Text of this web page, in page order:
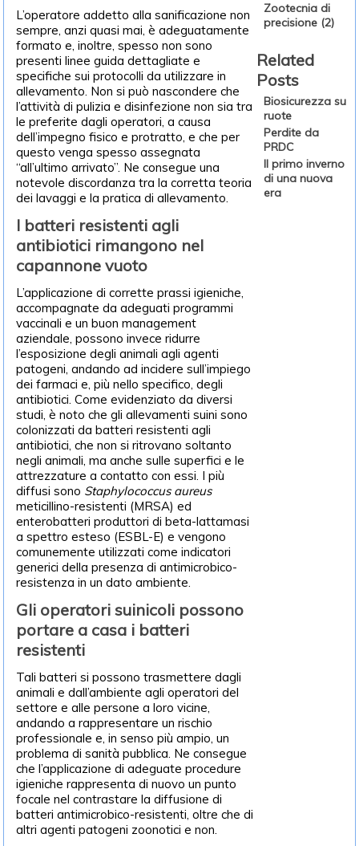
L’operatore addetto alla sanificazione non
sempre, anzi quasi mai, è adeguatamente
formato e, inoltre, spesso non sono
presenti linee guida dettagliate e
specifiche sui protocolli da utilizzare in
allevamento. Non si può nascondere che
l’attività di pulizia e disinfezione non sia tra
le preferite dagli operatori, a causa
dell’impegno fisico e protratto, e che per
questo venga spesso assegnata
“all’ultimo arrivato”. Ne consegue una
notevole discordanza tra la corretta teoria
dei lavaggi e la pratica di allevamento.
I batteri resistenti agli
antibiotici rimangono nel
capannone vuoto
L’applicazione di corrette prassi igieniche,
accompagnate da adeguati programmi
vaccinali e un buon management
aziendale, possono invece ridurre
l’esposizione degli animali agli agenti
patogeni, andando ad incidere sull’impiego
dei farmaci e, più nello specifico, degli
antibiotici. Come evidenziato da diversi
studi, è noto che gli allevamenti suini sono
colonizzati da batteri resistenti agli
antibiotici, che non si ritrovano soltanto
negli animali, ma anche sulle superfici e le
attrezzature a contatto con essi. I più
diffusi sono Staphylococcus aureus
meticillino-resistenti (MRSA) ed
enterobatteri produttori di beta-lattamasi
a spettro esteso (ESBL-E) e vengono
comunemente utilizzati come indicatori
generici della presenza di antimicrobico-
resistenza in un dato ambiente.
Gli operatori suinicoli possono
portare a casa i batteri
resistenti
Tali batteri si possono trasmettere dagli
animali e dall’ambiente agli operatori del
settore e alle persone a loro vicine,
andando a rappresentare un rischio
professionale e, in senso più ampio, un
problema di sanità pubblica. Ne consegue
che l’applicazione di adeguate procedure
igieniche rappresenta di nuovo un punto
focale nel contrastare la diffusione di
batteri antimicrobico-resistenti, oltre che di
altri agenti patogeni zoonotici e non.
Zootecnia di
precisione (2)
Related
Posts
Biosicurezza su
ruote
Perdite da
PRDC
Il primo inverno
di una nuova
era